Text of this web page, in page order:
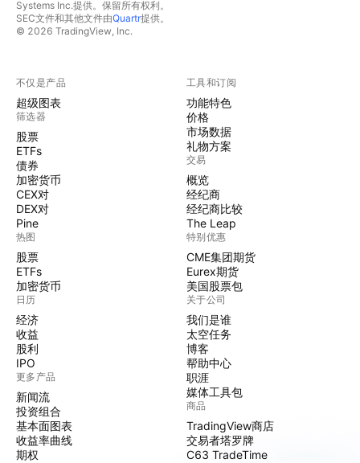
Systems Inc.提供。保留所有权利。
SEC文件和其他文件由Quartr提供。
© 2026 TradingView, Inc.
不仅是产品
超级图表
筛选器
股票
ETFs
债券
加密货币
CEX对
DEX对
Pine
热图
股票
ETFs
加密货币
日历
经济
收益
股利
IPO
更多产品
新闻流
投资组合
基本面图表
收益率曲线
期权
工具和订阅
功能特色
价格
市场数据
礼物方案
交易
概览
经纪商
经纪商比较
The Leap
特别优惠
CME集团期货
Eurex期货
美国股票包
关于公司
我们是谁
太空任务
博客
帮助中心
职涯
媒体工具包
商品
TradingView商店
交易者塔罗牌
C63 TradeTime